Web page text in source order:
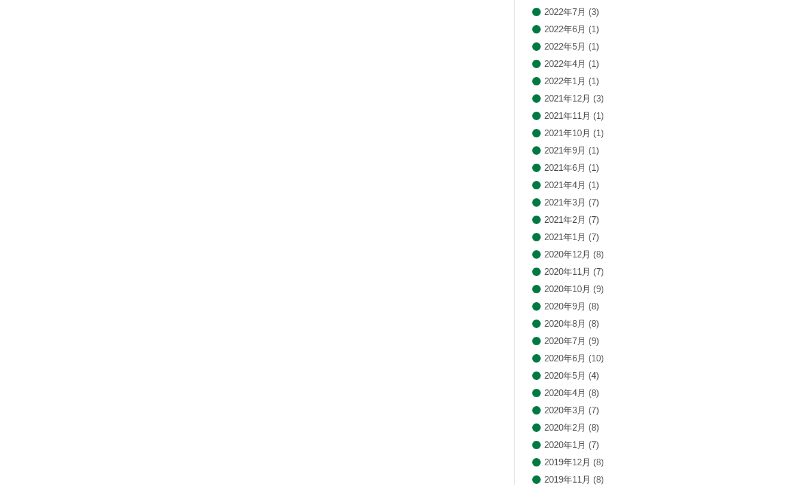
2022年7月 (3)
2022年6月 (1)
2022年5月 (1)
2022年4月 (1)
2022年1月 (1)
2021年12月 (3)
2021年11月 (1)
2021年10月 (1)
2021年9月 (1)
2021年6月 (1)
2021年4月 (1)
2021年3月 (7)
2021年2月 (7)
2021年1月 (7)
2020年12月 (8)
2020年11月 (7)
2020年10月 (9)
2020年9月 (8)
2020年8月 (8)
2020年7月 (9)
2020年6月 (10)
2020年5月 (4)
2020年4月 (8)
2020年3月 (7)
2020年2月 (8)
2020年1月 (7)
2019年12月 (8)
2019年11月 (8)